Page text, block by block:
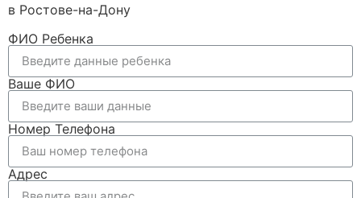
в Ростове-на-Дону
ФИО Ребенка
Ваше ФИО
Номер Телефона
Адрес